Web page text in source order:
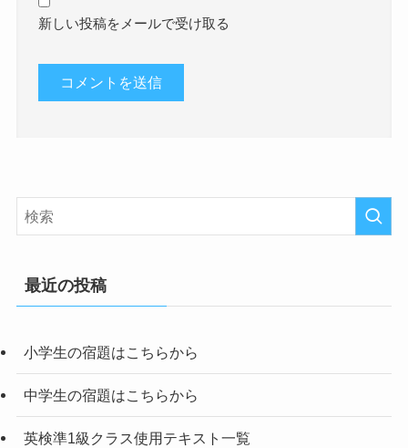
新しい投稿をメールで受け取る
最近の投稿
小学生の宿題はこちらから
中学生の宿題はこちらから
英検準1級クラス使用テキスト一覧